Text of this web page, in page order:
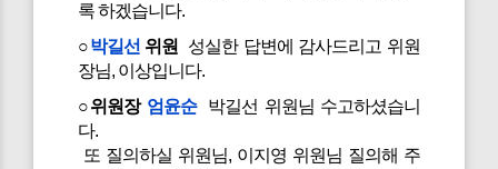
록 하겠습니다.
○박길선 위원
성실한 답변에 감사드리고 위원
장님, 이상입니다.
○위원장 엄윤순박길선 위원님 수고하셨습니
다.
또 질의하실 위원님, 이지영 위원님 질의해 주